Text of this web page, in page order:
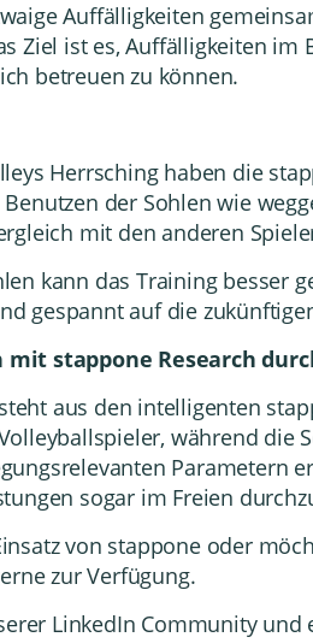
Auffälligkeiten
Ziel ist es, Auffälligkeiten im
betreuen zu können.
Herrsching haben die
der Sohlen wie
mit den anderen
kann das Training
gespannt auf die
mit stappone Research
aus den intelligenten
während die
Parametern
sogar im Freien
von stappone oder
zur Verfügung.
LinkedIn Communityund